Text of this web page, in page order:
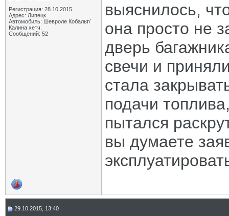
Регистрация: 28.10.2015
Адрес: Липецк
Автомобиль: Шевроле Кобальт/
Калина хетч.
Сообщений: 52
выяснилось,
она просто не
дверь
свечи и
стала
подачи
пытался
вы думаете
29.10.2015, 13:40